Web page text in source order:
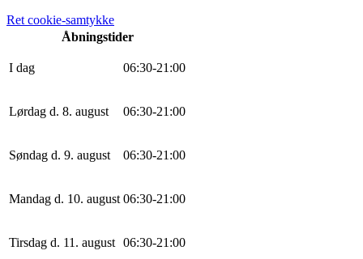
Ret cookie-samtykke
Åbningstider
I dag 06:30-21 :00
Lørdag d. 8. august 06:30-21 :00
Søndag d. 9. august 06:30-21 :00
Mandag d. 10. august 06:30-21 :00
Tirsdag d. 11. august 06:30-21 :00